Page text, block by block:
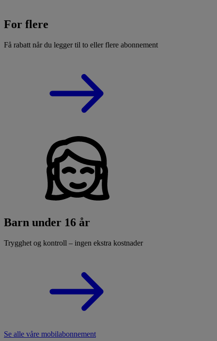
For flere
Få rabatt når du legger til to eller flere abonnement
Barn under 16 år
Trygghet og kontroll – ingen ekstra kostnader
Se alle våre mobilabonnement